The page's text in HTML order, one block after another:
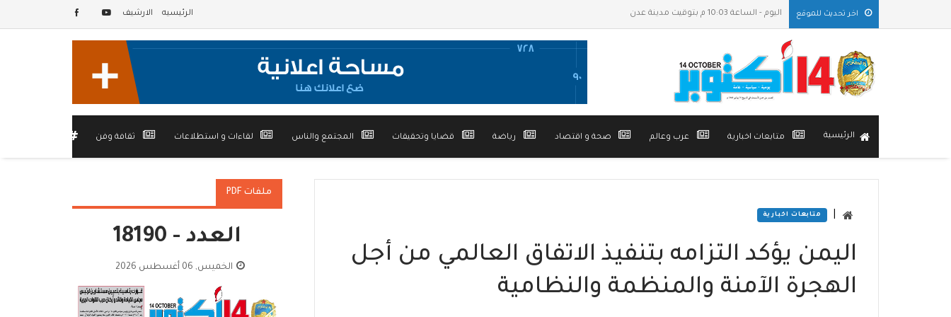
اخر تحديث للموقع اليوم - الساعة 10:03 م بتوقيت مدينة عدن الرئيسيه الارشيف
الرئيسية متابعات اخبارية عرب وعالم صحة و اقتصاد رياضة قضايا وتحقيقات المجتمع والناس لقاءات و استطلاعات ثقافة وفن
متابعات اخبارية
اليمن يؤكد التزامه بتنفيذ الاتفاق العالمي من أجل
الهجرة الآمنة والمنظمة والنظامية
ملفات PDF
العدد - 18190
الخميس, 06 أغسطس 2026